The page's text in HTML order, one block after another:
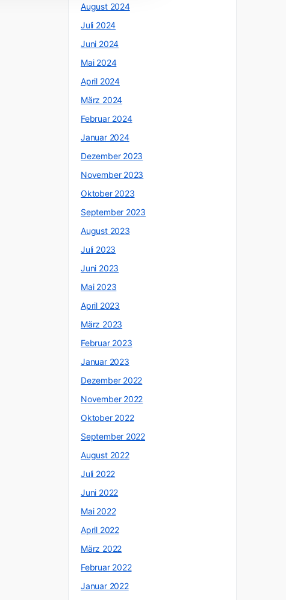
August 2024
Juli 2024
Juni 2024
Mai 2024
April 2024
März 2024
Februar 2024
Januar 2024
Dezember 2023
November 2023
Oktober 2023
September 2023
August 2023
Juli 2023
Juni 2023
Mai 2023
April 2023
März 2023
Februar 2023
Januar 2023
Dezember 2022
November 2022
Oktober 2022
September 2022
August 2022
Juli 2022
Juni 2022
Mai 2022
April 2022
März 2022
Februar 2022
Januar 2022